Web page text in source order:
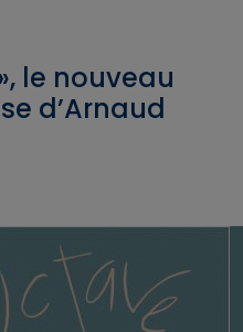
le nouveau
d’Arnaud